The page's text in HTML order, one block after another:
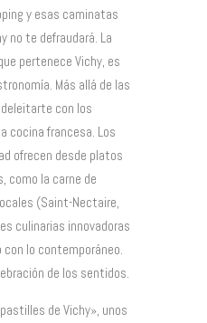
y esas caminatas
no te defraudará. La
pertenece Vichy, es
Más allá de las
con los
cocina francesa. Los
ofrecen desde platos
como la carne de
(Saint-Nectaire,
culinarias innovadoras
lo contemporáneo.
de los sentidos.
de Vichy», unos